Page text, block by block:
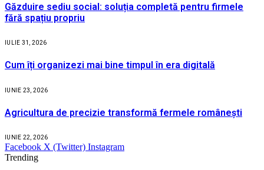
Găzduire sediu social: soluția completă pentru firmele
fără spațiu propriu
IULIE 31, 2026
Cum îți organizezi mai bine timpul în era digitală
IUNIE 23, 2026
Agricultura de precizie transformă fermele românești
IUNIE 22, 2026
Facebook X (Twitter) Instagram
Trending